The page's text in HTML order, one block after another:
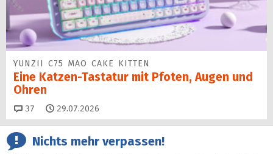
YUNZII C75 MAO CAKE KITTEN
Eine Katzen-Tastatur mit Pfoten, Augen und
Ohren
37 Kommentare
29.07.2026
Nichts mehr verpassen!